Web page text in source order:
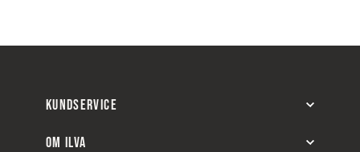
KUNDSERVICE
OM ILVA